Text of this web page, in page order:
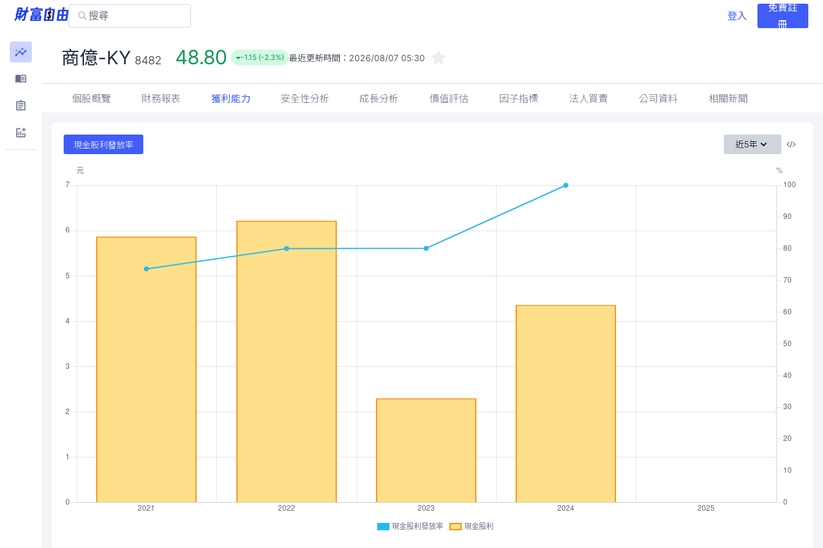
登入
免費註
冊
商億-KY 8482 48.80 -1.15 (-2.3%) 最近更新時間： 2026/08/07 05:30
個股概覽 財務報表 獲利能力 安全性分析 成長分析 價值評估 因子指標 法人買賣 公司資料 相關新聞
現金股利發放率 近5年
現金股利發放率 現金股利